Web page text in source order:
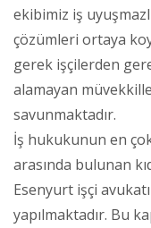
ekibimiz iş
çözümleri ortaya
gerek işçilerden
alamayan
savunmaktadır.
İş hukukunun en
arasında bulunan
Esenyurt işçi
yapılmaktadır. Bu